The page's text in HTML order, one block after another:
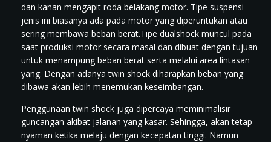
dan kanan mengapit roda belakang motor. Tipe suspensi
jenis ini biasanya ada pada motor yang diperuntukan atau
sering membawa beban berat.Tipe dualshock muncul pada
saat produksi motor secara masal dan dibuat dengan tujuan
untuk menampung beban berat serta melalui area lintasan
yang. Dengan adanya twin shock diharapkan beban yang
dibawa akan lebih menemukan keseimbangan.
Penggunaan twin shock juga dipercaya meminimalisir
guncangan akibat jalanan yang kasar. Sehingga, akan tetap
nyaman ketika melaju dengan kecepatan tinggi. Namun